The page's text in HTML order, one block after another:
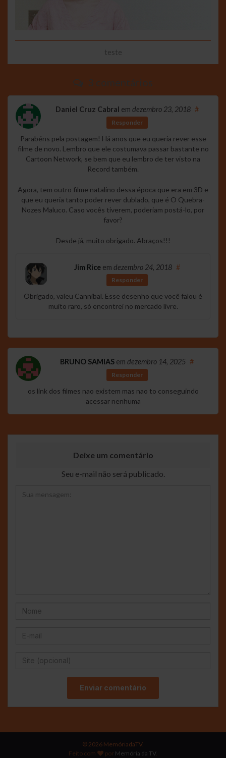
teste
3 comentários
Daniel Cruz Cabral em dezembro 23, 2018 #
Responder
Parabéns pela postagem! Há anos que eu queria rever esse
filme de novo. Lembro que ele costumava passar bastante no
Cartoon Network, se bem que eu lembro de ter visto na
Record também.
Agora, tem outro filme natalino dessa época que era em 3D e
que eu queria tanto poder rever dublado, que é O Quebra-
Nozes Maluco. Caso vocês tiverem, poderiam postá-lo, por
favor?
Desde já, muito obrigado. Abraços!!!
Jim Riceem dezembro 24, 2018 #
Responder
Obrigado, valeu Cannibal. Esse desenho que você falou é
muito raro, só encontrei no mercado livre.
BRUNO SAMIAS em dezembro 14, 2025 #
Responder
os link dos filmes nao existem mas nao to conseguindo
acessar nenhuma
Deixe um comentário
Seu e-mail não será publicado.
© 2026 MemóriadaTV.
Feito com
por Memória da TV.